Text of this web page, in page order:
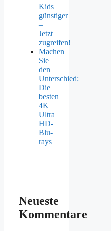
Kids
günstiger
–
Jetzt
zugreifen!
Machen
Sie
den
Unterschied:
Die
besten
4K
Ultra
HD-
Blu-
rays
Neueste
Kommentare